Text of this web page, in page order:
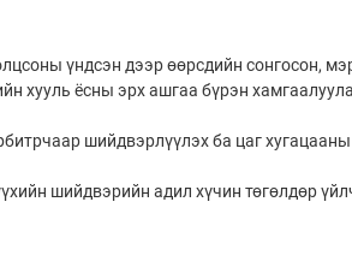
үндсэн дээр өөрсдийн сонгосон,
хууль ёсны эрх ашгаа бүрэн
шийдвэрлүүлэх ба цаг хугацааны
шийдвэрийн адил хүчин төгөлдөр